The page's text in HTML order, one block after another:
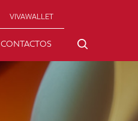
VIVAWALLET
CONTACTOS